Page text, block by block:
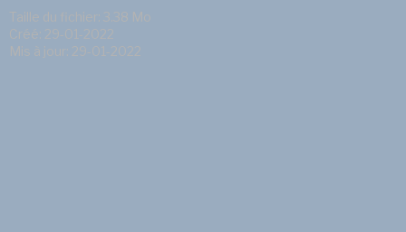
Taille du fichier: 3.38 Mo
Créé: 29-01-2022
Mis à jour: 29-01-2022